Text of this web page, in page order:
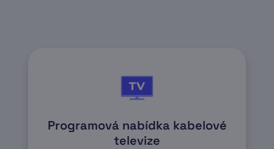
Programová nabídka kabelové
televize